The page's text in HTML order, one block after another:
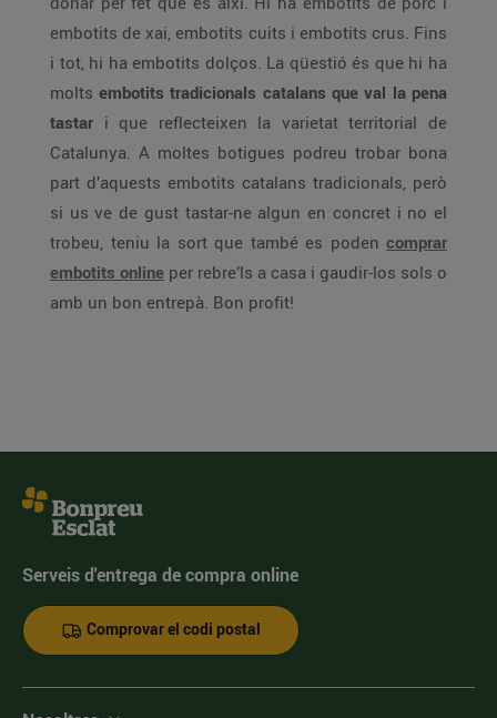
embotits de xai, embotits cuits i embotits crus. Fins
i tot, hi ha embotits dolços. La qüestió és que hi ha
molts embotits tradicionals catalans que val la pena
tastar i que reflecteixen la varietat territorial de
Catalunya. A moltes botigues podreu trobar bona
part d’aquests embotits catalans tradicionals, però
si us ve de gust tastar-ne algun en concret i no el
trobeu, teniu la sort que també es poden comprar
embotits online per rebre’ls a casa i gaudir-los sols o
amb un bon entrepà. Bon profit!
Serveis d'entrega de compra online
Comprovar el codi postal